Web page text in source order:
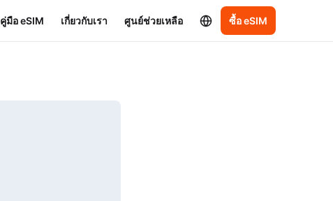
คู่มือ eSIM เกี่ยวกับเรา ศูนย์ช่วยเหลือ ซื้อ eSIM